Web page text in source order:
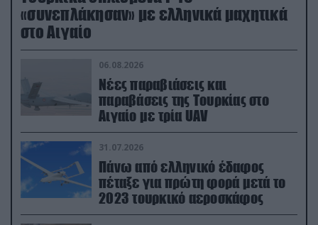
«συνεπλάκησαν» με ελληνικά μαχητικά
στο Αιγαίο
06.08.2026
Νέες παραβιάσεις και
παραβάσεις της Τουρκίας στο
Αιγαίο με τρία UAV
31.07.2026
Πάνω από ελληνικό έδαφος
πέταξε για πρώτη φορά μετά το
2023 τουρκικό αεροσκάφος